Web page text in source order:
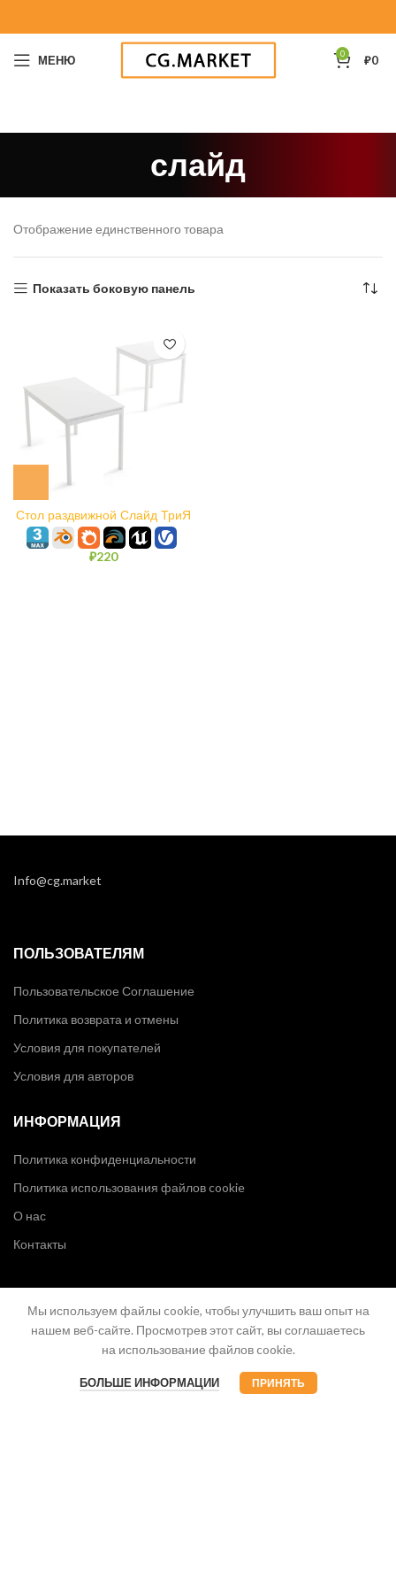
МЕНЮ 0 ₽0
слайд
Отображение единственного товара
Показать боковую панель
Стол раздвижной Слайд ТриЯ
₽220
Info@cg.market
ПОЛЬЗОВАТЕЛЯМ
Пользовательское Соглашение
Политика возврата и отмены
Условия для покупателей
Условия для авторов
ИНФОРМАЦИЯ
Политика конфиденциальности
Политика использования файлов cookie
О нас
Контакты
Мы используем файлы cookie, чтобы улучшить ваш опыт на
нашем веб-сайте. Просмотрев этот сайт, вы соглашаетесь
на использование файлов cookie.
БОЛЬШЕ ИНФОРМАЦИИ ПРИНЯТЬ